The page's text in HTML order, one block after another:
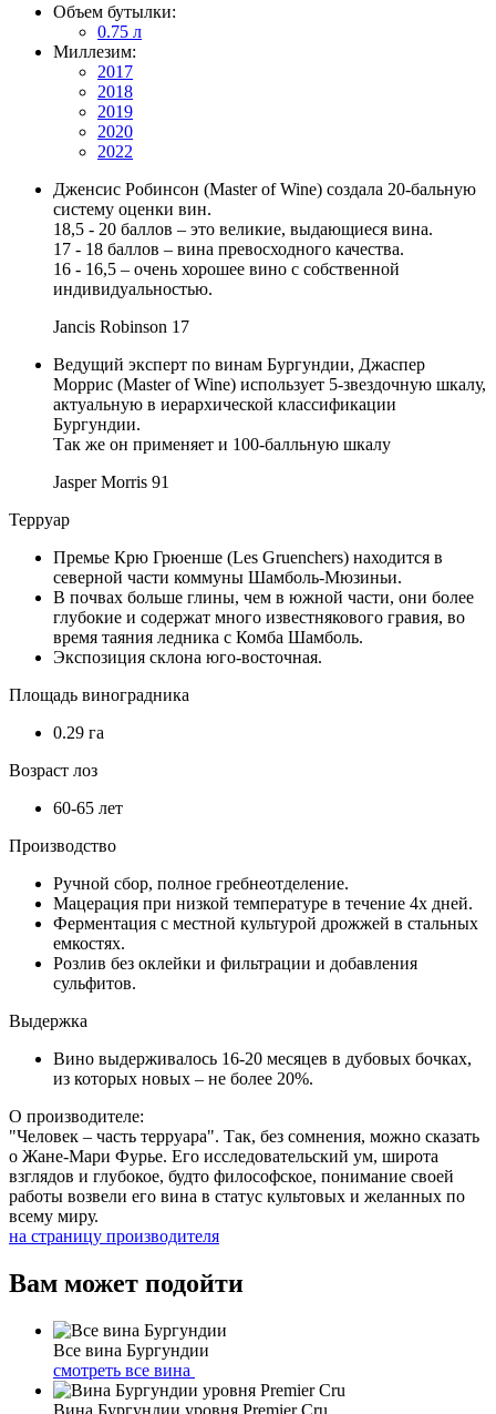
Объем бутылки:
0.75 л
Миллезим:
2017
2018
2019
2020
2022
Дженсис Робинсон (Master of Wine) создала 20-бальную
систему оценки вин.
18,5 - 20 баллов – это великие, выдающиеся вина.
17 - 18 баллов – вина превосходного качества.
16 - 16,5 – очень хорошее вино с собственной
индивидуальностью.
Jancis Robinson 17
Ведущий эксперт по винам Бургундии, Джаспер
Моррис (Master of Wine) использует 5-звездочную шкалу,
актуальную в иерархической классификации
Бургундии.
Так же он применяет и 100-балльную шкалу
Jasper Morris 91
Терруар
Премье Крю Грюенше (Les Gruenchers) находится в
северной части коммуны Шамболь-Мюзиньи.
В почвах больше глины, чем в южной части, они более
глубокие и содержат много известнякового гравия, во
время таяния ледника с Комба Шамболь.
Экспозиция склона юго-восточная.
Площадь виноградника
0.29 га
Возраст лоз
60-65 лет
Производство
Ручной сбор, полное гребнеотделение.
Мацерация при низкой температуре в течение 4х дней.
Ферментация c местной культурой дрожжей в стальных
емкостях.
Розлив без оклейки и фильтрации и добавления
сульфитов.
Выдержка
Вино выдерживалось 16-20 месяцев в дубовых бочках,
из которых новых – не более 20%.
О производителе:
"Человек – часть терруара". Так, без сомнения, можно сказать
о Жане-Мари Фурье. Его исследовательский ум, широта
взглядов и глубокое, будто философское, понимание своей
работы возвели его вина в статус культовых и желанных по
всему миру.
на страницу производителя
Вам может подойти
Все вина Бургундии
смотреть все вина
Вина Бургундии уровня Premier Cru